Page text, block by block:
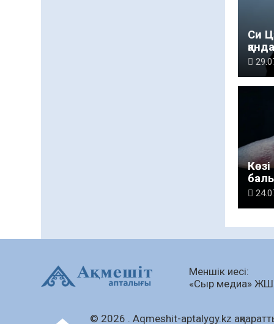
Си
Меншік иесі:
«Сыр медиа»
© 2026 . Аqmeshit-aptalygy.kz